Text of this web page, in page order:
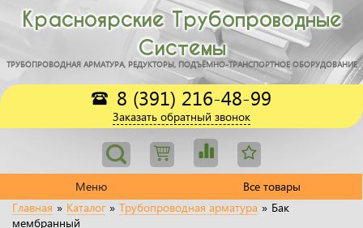
Красноярские Трубопроводные
Системы
ТРУБОПРОВОДНАЯ АРМАТУРА, РЕДУКТОРЫ, ПОДЪЁМНО-ТРАНСПОРТНОЕ ОБОРУДОВАНИЕ
8 (391) 216-48-99
Заказать обратный звонок
Меню
Все товары
Главная » Каталог » Трубопроводная арматура » Бак
мембранный